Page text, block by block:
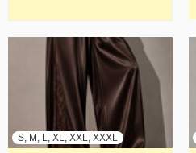
S, M, L, XL, XXL, XXXL